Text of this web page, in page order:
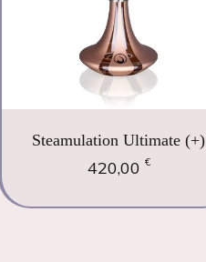
Steamulation Ultimate (+)
420,00 €